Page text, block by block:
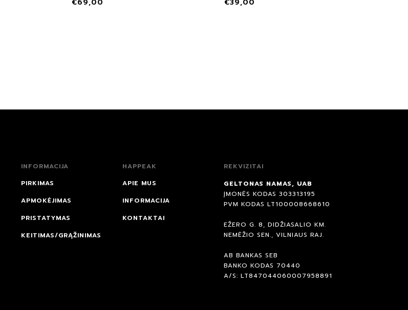
€69,00
€39,00
INFORMACIJA
PIRKIMAS
APMOKĖJIMAS
PRISTATYMAS
KEITIMAS/GRĄŽINIMAS
HAPPEAK
APIE MUS
INFORMACIJA
KONTAKTAI
REKVIZITAI
GELTONAS NAMAS, UAB
ĮMONĖS KODAS 303313195
PVM KODAS LT100008668610
EŽERO G. 8, DIDŽIASALIO KM.
NEMĖŽIO SEN., VILNIAUS RAJ.
AB BANKAS SEB
BANKO KODAS 70440
A/S: LT847044060007958891